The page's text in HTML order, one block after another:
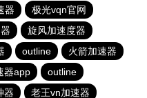
器
极光vqn官网
旋风加速度器
outline
火箭加速器
器app
outline
器 老王vn加速器